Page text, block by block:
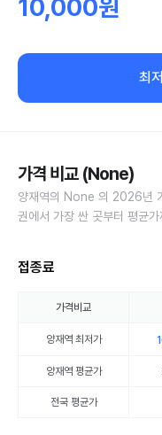
10,000원
최
가격 비교 (None)
양재역의 None 의 2026년
권에서 가장 싼 곳부터 평균
접종료
가격비교
양재역최저가
양재역평균가
전국 평균가